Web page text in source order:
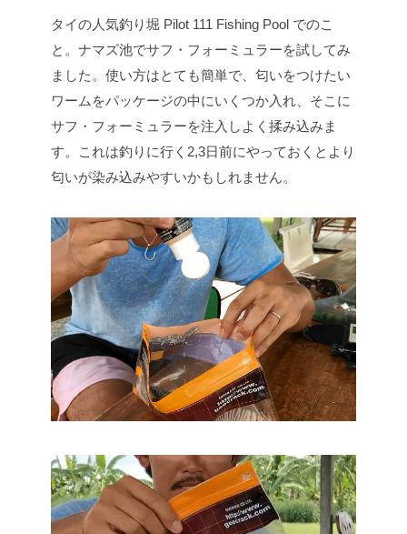
タイの人気釣り堀 Pilot 111 Fishing Pool でのこ
と。ナマズ池でサフ・フォーミュラーを試してみ
ました。使い方はとても簡単で、匂いをつけたい
ワームをパッケージの中にいくつか入れ、そこに
サフ・フォーミュラーを注入しよく揉み込みま
す。これは釣りに行く2,3日前にやっておくとより
匂いが染み込みやすいかもしれません。